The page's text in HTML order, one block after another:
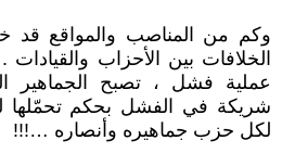
وكم من المناصب والمواقع قد
الخلافات بين الأحزاب
عملية فشل ، تصبح الجماهير
شريكة في الفشل بحكم تحمّلها
لكل حزب جماهيره وأنصاره …!!!